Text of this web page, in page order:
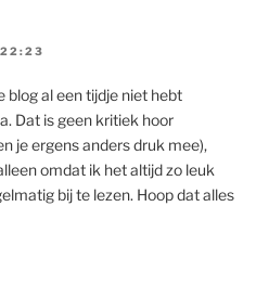
blog al een tijdje niet hebt
Dat is geen kritiek hoor
je ergens anders druk mee),
omdat ik het altijd zo leuk
bij te lezen. Hoop dat alles